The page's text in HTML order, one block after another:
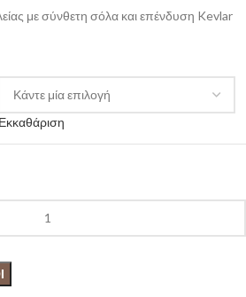
με σύνθετη σόλα και επένδυση Kevlar
Εκκαθάριση